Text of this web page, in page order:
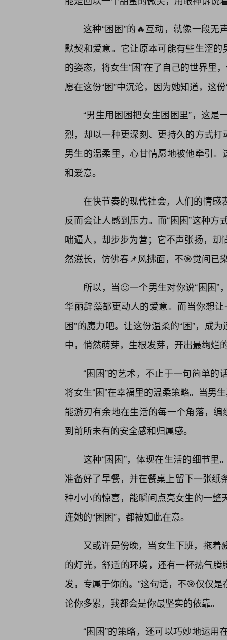
这种“困困”的🔥互动，就像一段
默契和爱意。它让原本可能有些生涩
的姿态，将女生“困”在了自己的世界里
愿在这份“困”中沉沦，因为她知道，这
“男生用困困把女生困困里”，这
烈，却以一种更深刻、更持久的方式
男生的温柔里，心甘情愿地被他牵引
和爱意。
在快节奏的现代社会，人们的情感
反而会让人感到压力。而“困困”这种
咄逼人，却步步为营；它不声张扬，
然滋长，仿佛春📌风拂面，不🎯觉间已
所以，当🙂一个男生对你说“困困
华丽辞藻都更动人的爱意。而当你想
困”的魔力吧。让这份温柔的“困”，成
中，悄然萌芽，生根发芽，开出最绚烂
“困困”的艺术，不止于一句简单
将女生“困”在幸福里的温柔策略。当男
能游刃有余地在生活的每一个角落，
到前所未有的安全感和归属感。
这种“困困”，体现在生活的细节
准备好了早餐，并在餐桌上留下一张纸
种小小的惊喜，能瞬间点亮女生的一
连她的“困困”，都被如此在意。
又或许是傍晚，当女生下班，拖
的灯光，舒适的环境，还有一杯热气腾
发，专属于你的。”这句话，不🎯仅仅
论你多累，我都会是你最坚实的依靠。
“困困”的策略，还可以巧妙地运